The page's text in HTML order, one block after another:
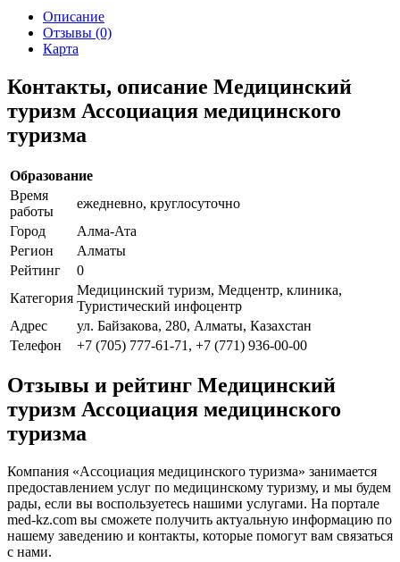
Описание
Отзывы (0)
Карта
Контакты, описание Медицинский
туризм Ассоциация медицинского
туризма
Образование
Время
работы
ежедневно, круглосуточно
Город
Алма-Ата
Регион
Алматы
Рейтинг
0
Категория
Медицинский туризм, Медцентр, клиника,
Туристический инфоцентр
Адрес
ул. Байзакова, 280, Алматы, Казахстан
Телефон
+7 (705) 777-61-71, +7 (771) 936-00-00
Отзывы и рейтинг Медицинский
туризм Ассоциация медицинского
туризма
Компания «Ассоциация медицинского туризма» занимается
предоставлением услуг по медицинскому туризму, и мы будем
рады, если вы воспользуетесь нашими услугами. На портале
med-kz.com вы сможете получить актуальную информацию по
нашему заведению и контакты, которые помогут вам связаться
с нами.